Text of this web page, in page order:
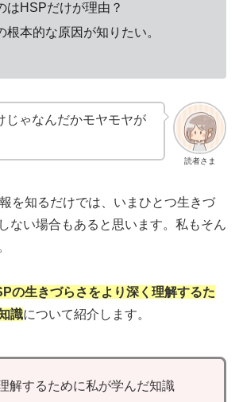
はHSPだけが理由？
根本的な原因が知りたい。
読者さま
じゃなんだかモヤモヤが
を知るだけでは、いまひとつ生きづ
ない場合もあると思います。私もそん
の生きづらさをより深く理解するた
識について紹介します。
解するために私が学んだ知識